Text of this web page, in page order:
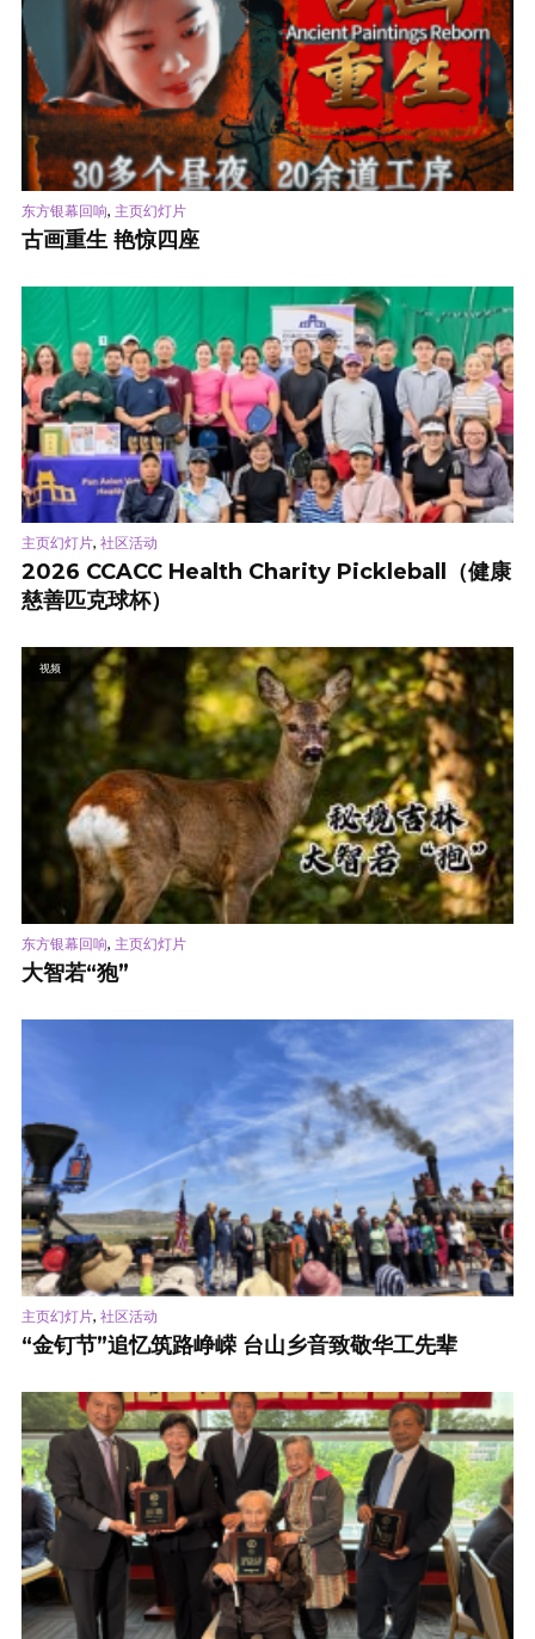
东方银幕回响, 主页幻灯片
古画重生 艳惊四座
主页幻灯片, 社区活动
2026 CCACC Health Charity Pickleball（健康
慈善匹克球杯）
视频
东方银幕回响, 主页幻灯片
大智若“狍”
主页幻灯片, 社区活动
“金钉节”追忆筑路峥嵘 台山乡音致敬华工先辈